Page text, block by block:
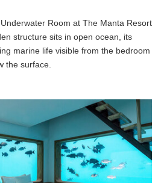
Room at The Manta Resort
structure sits in open ocean, its
marine life visible from the bedroom
the surface.